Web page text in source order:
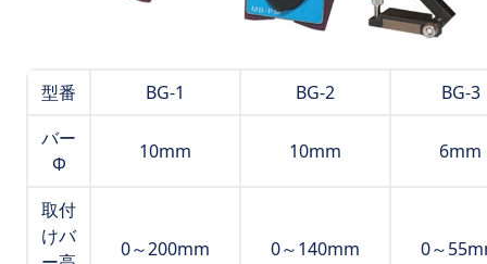
型番 BG-1 BG-2
BG-3
バー
Φ
10mm 10mm 6mm
取付
けバ
0～200mm 0～140mm 0～